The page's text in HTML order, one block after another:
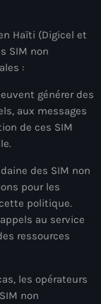
Haïti (Digicel et
SIM non
:
générer des
aux messages
de ces SIM
des SIM non
pour les
politique.
au service
ressources
les opérateurs
non